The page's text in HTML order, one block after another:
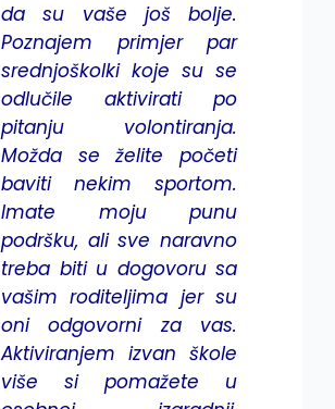
da su vaše još bolje.
Poznajem primjer par
srednjoškolki koje su se
odlučile aktivirati po
pitanju volontiranja.
Možda se želite početi
baviti nekim sportom.
Imate moju punu
podršku, ali sve naravno
treba biti u dogovoru sa
vašim roditeljima jer su
oni odgovorni za vas.
Aktiviranjem izvan škole
više si pomažete u